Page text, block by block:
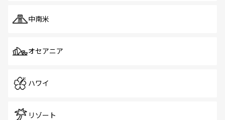
中南米
オセアニア
ハワイ
リゾート